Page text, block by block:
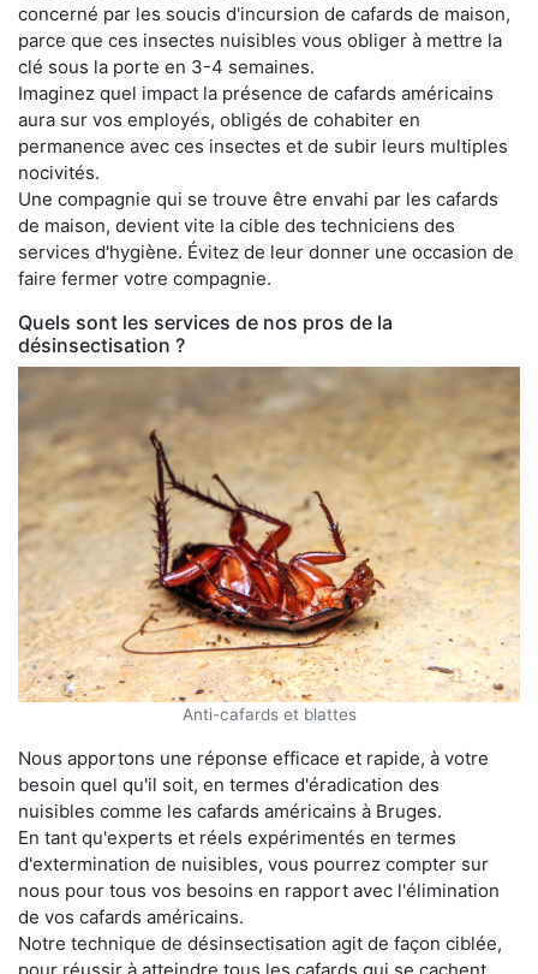
concerné par les soucis d'incursion de cafards de maison,
parce que ces insectes nuisibles vous obliger à mettre la
clé sous la porte en 3-4 semaines.
Imaginez quel impact la présence de cafards américains
aura sur vos employés, obligés de cohabiter en
permanence avec ces insectes et de subir leurs multiples
nocivités.
Une compagnie qui se trouve être envahi par les cafards
de maison, devient vite la cible des techniciens des
services d'hygiène. Évitez de leur donner une occasion de
faire fermer votre compagnie.
Quels sont les services de nos pros de la
désinsectisation ?
Anti-cafards et blattes
Nous apportons une réponse efficace et rapide, à votre
besoin quel qu'il soit, en termes d'éradication des
nuisibles comme les cafards américains à Bruges.
En tant qu'experts et réels expérimentés en termes
d'extermination de nuisibles, vous pourrez compter sur
nous pour tous vos besoins en rapport avec l'élimination
de vos cafards américains.
Notre technique de désinsectisation agit de façon ciblée,
pour réussir à atteindre tous les cafards qui se cachent